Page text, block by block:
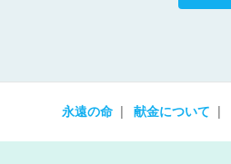
永遠の命 献金について